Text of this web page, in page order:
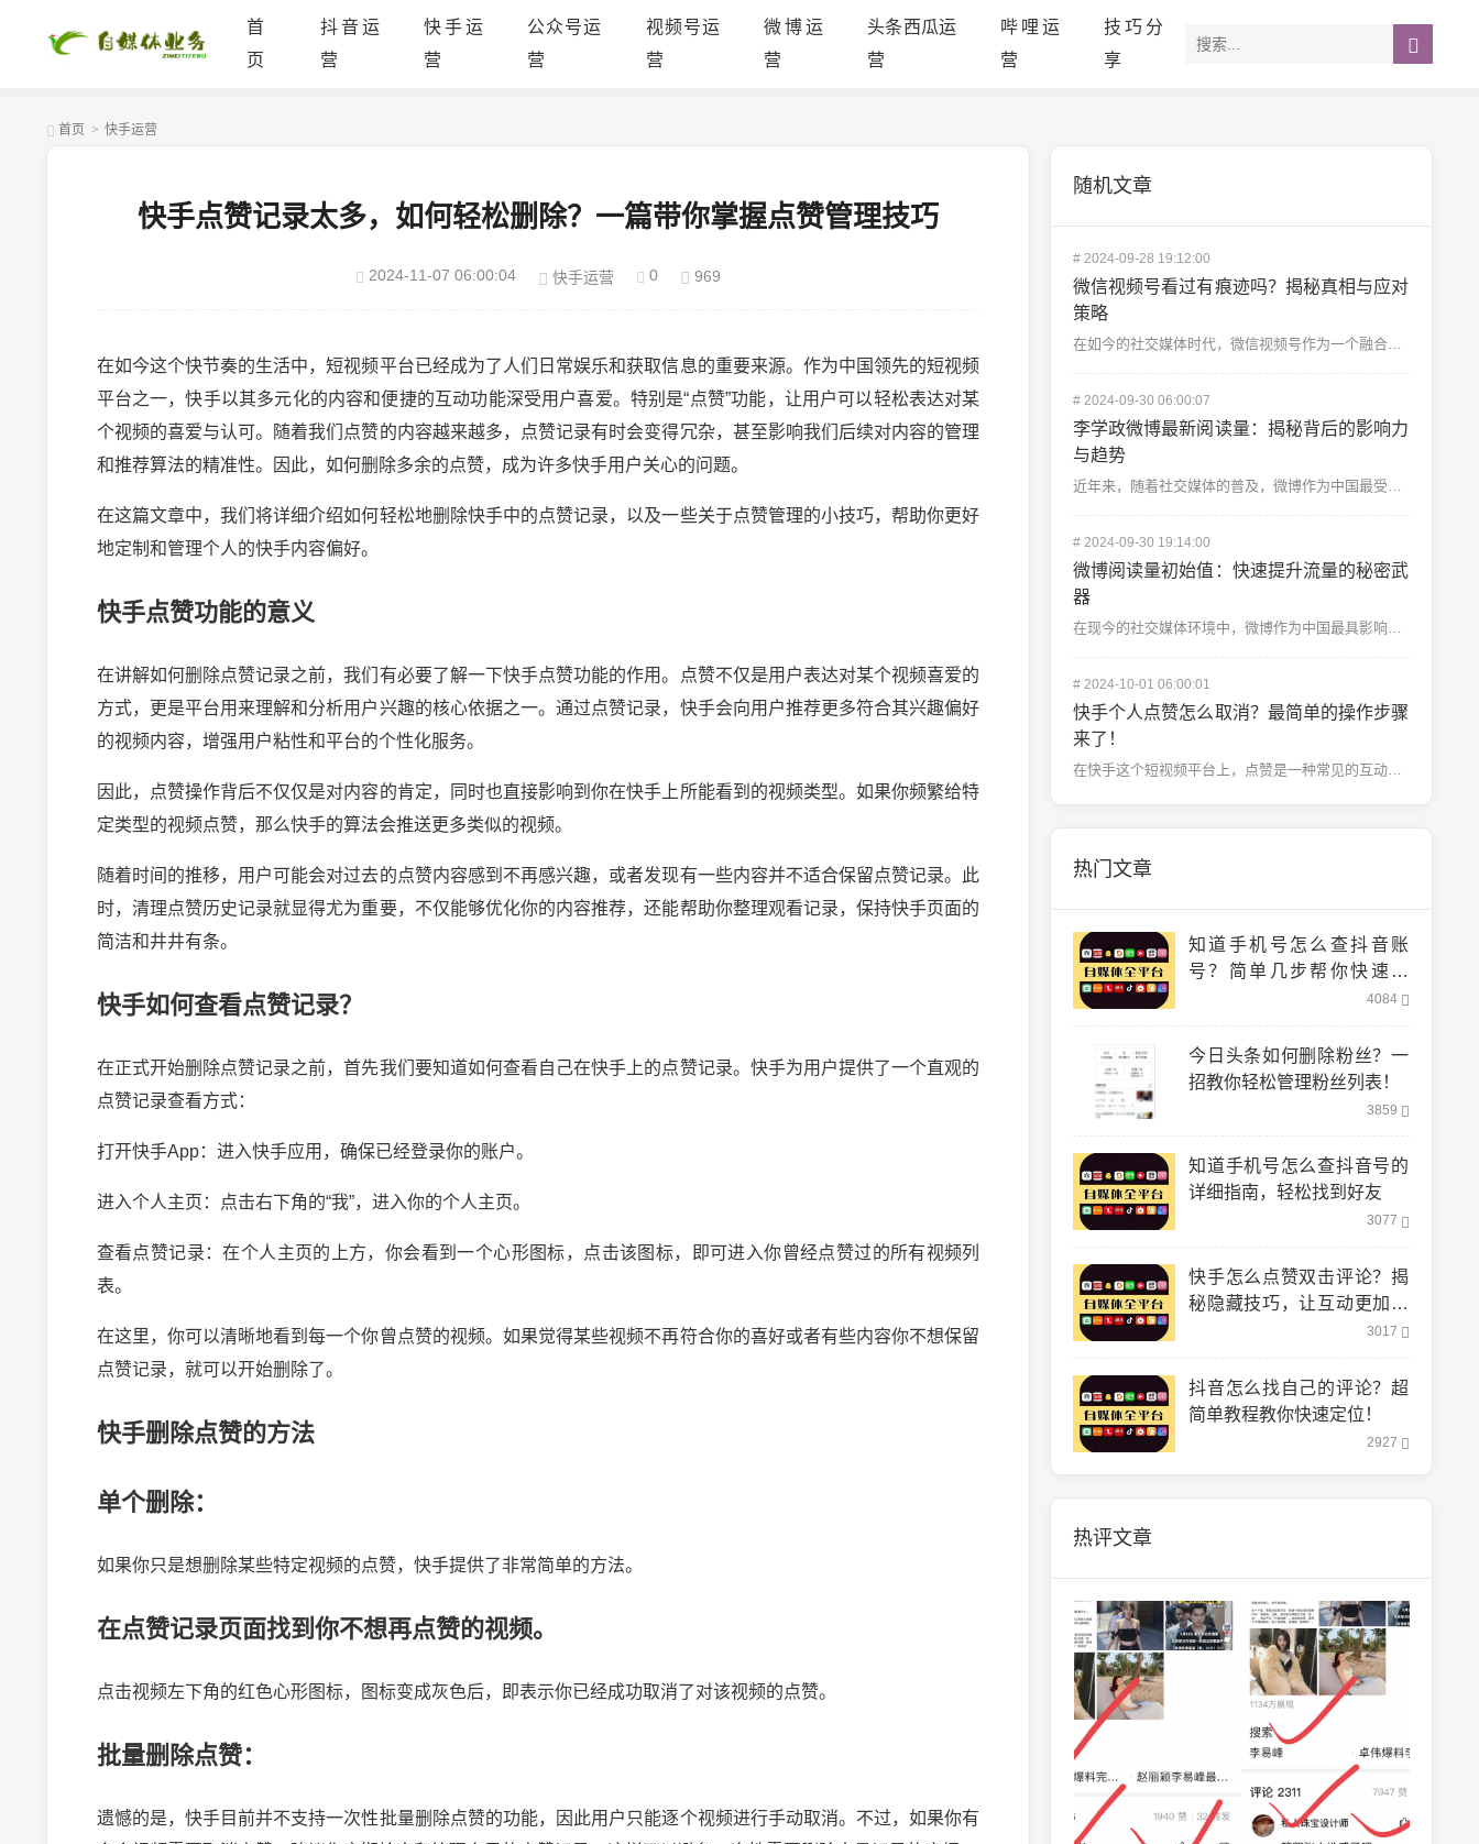
首
页
抖音运
营
快手运
营
公众号运
营
视频号运
营
微博运
营
头条西瓜运
营
哔哩运
营
技巧分
享
首页 > 快手运营
快手点赞记录太多，如何轻松删除？一篇带你掌握点赞管理技巧
2024-11-07 06:00:04 快手运营 0 969
在如今这个快节奏的生活中，短视频平台已经成为了人们日常娱乐和获取信息的重要来源。作为中国领先的短视频
平台之一，快手以其多元化的内容和便捷的互动功能深受用户喜爱。特别是“点赞”功能，让用户可以轻松表达对某
个视频的喜爱与认可。随着我们点赞的内容越来越多，点赞记录有时会变得冗杂，甚至影响我们后续对内容的管理
和推荐算法的精准性。因此，如何删除多余的点赞，成为许多快手用户关心的问题。
在这篇文章中，我们将详细介绍如何轻松地删除快手中的点赞记录，以及一些关于点赞管理的小技巧，帮助你更好
地定制和管理个人的快手内容偏好。
快手点赞功能的意义
在讲解如何删除点赞记录之前，我们有必要了解一下快手点赞功能的作用。点赞不仅是用户表达对某个视频喜爱的
方式，更是平台用来理解和分析用户兴趣的核心依据之一。通过点赞记录，快手会向用户推荐更多符合其兴趣偏好
的视频内容，增强用户粘性和平台的个性化服务。
因此，点赞操作背后不仅仅是对内容的肯定，同时也直接影响到你在快手上所能看到的视频类型。如果你频繁给特
定类型的视频点赞，那么快手的算法会推送更多类似的视频。
随着时间的推移，用户可能会对过去的点赞内容感到不再感兴趣，或者发现有一些内容并不适合保留点赞记录。此
时，清理点赞历史记录就显得尤为重要，不仅能够优化你的内容推荐，还能帮助你整理观看记录，保持快手页面的
简洁和井井有条。
快手如何查看点赞记录？
在正式开始删除点赞记录之前，首先我们要知道如何查看自己在快手上的点赞记录。快手为用户提供了一个直观的
点赞记录查看方式：
打开快手App：进入快手应用，确保已经登录你的账户。
进入个人主页：点击右下角的“我”，进入你的个人主页。
查看点赞记录：在个人主页的上方，你会看到一个心形图标，点击该图标，即可进入你曾经点赞过的所有视频列
表。
在这里，你可以清晰地看到每一个你曾点赞的视频。如果觉得某些视频不再符合你的喜好或者有些内容你不想保留
点赞记录，就可以开始删除了。
快手删除点赞的方法
单个删除：
如果你只是想删除某些特定视频的点赞，快手提供了非常简单的方法。
在点赞记录页面找到你不想再点赞的视频。
点击视频左下角的红色心形图标，图标变成灰色后，即表示你已经成功取消了对该视频的点赞。
批量删除点赞：
遗憾的是，快手目前并不支持一次性批量删除点赞的功能，因此用户只能逐个视频进行手动取消。不过，如果你有
随机文章
#2024-09-28 19:12:00
微信视频号看过有痕迹吗？揭秘真相与应对
策略
在如今的社交媒体时代，微信视频号作为一个融合了短视频、直播、内容分享的平台，迅速赢得了大量用户的喜爱...
#2024-09-30 06:00:07
李学政微博最新阅读量：揭秘背后的影响力
与趋势
近年来，随着社交媒体的普及，微博作为中国最受欢迎的社交平台之一，成为许多公众人物发表意见、互动交流的...
#2024-09-30 19:14:00
微博阅读量初始值：快速提升流量的秘密武
器
在现今的社交媒体环境中，微博作为中国最具影响力的社交平台之一，拥有庞大的用户基础和极高的互动率。无论...
#2024-10-01 06:00:01
快手个人点赞怎么取消？最简单的操作步骤
来了！
在快手这个短视频平台上，点赞是一种常见的互动方式，无论是表达对视频内容的喜爱，还是对创作者的支持，点...
热门文章
知道手机号怎么查抖音账
号？简单几步帮你快速找
4084
今日头条如何删除粉丝？一
招教你轻松管理粉丝列表！
3859
知道手机号怎么查抖音号的
详细指南，轻松找到好友
3077
快手怎么点赞双击评论？揭
秘隐藏技巧，让互动更加轻
3017
抖音怎么找自己的评论？超
简单教程教你快速定位！
2927
热评文章